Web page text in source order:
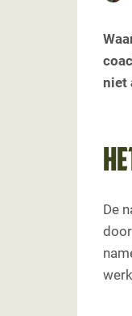
niet
De